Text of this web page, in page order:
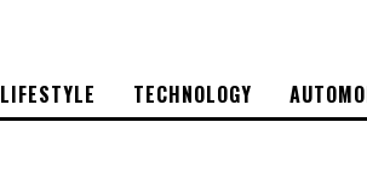
LIFESTYLE TECHNOLOGY